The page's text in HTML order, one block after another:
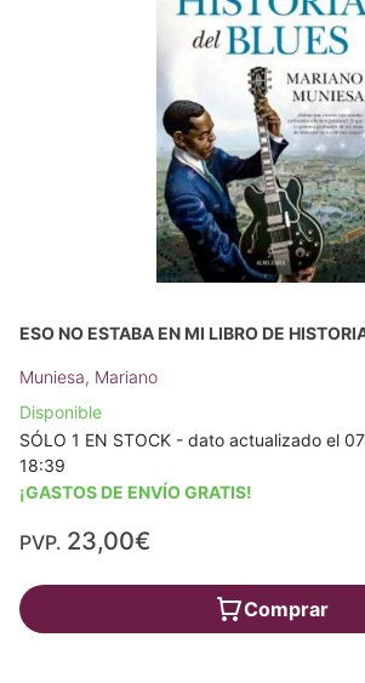
ESO NO ESTABA EN MI LIBRO DE
Muniesa, Mariano
Disponible
SÓLO 1 EN STOCK - dato actualizado el
18:39
¡GASTOS DE ENVÍO GRATIS!
PVP. 23,00€
Comprar